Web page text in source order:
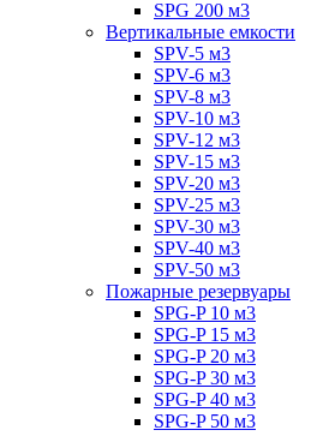
SPG 200 м3
Вертикальные емкости
SPV-5 м3
SPV-6 м3
SPV-8 м3
SPV-10 м3
SPV-12 м3
SPV-15 м3
SPV-20 м3
SPV-25 м3
SPV-30 м3
SPV-40 м3
SPV-50 м3
Пожарные резервуары
SPG-P 10 м3
SPG-P 15 м3
SPG-P 20 м3
SPG-P 30 м3
SPG-P 40 м3
SPG-P 50 м3